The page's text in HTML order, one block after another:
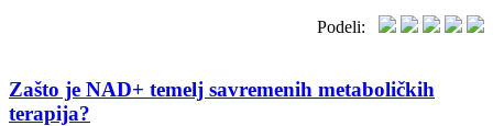
Podeli:
Zašto je NAD+ temelj savremenih metaboličkih
terapija?